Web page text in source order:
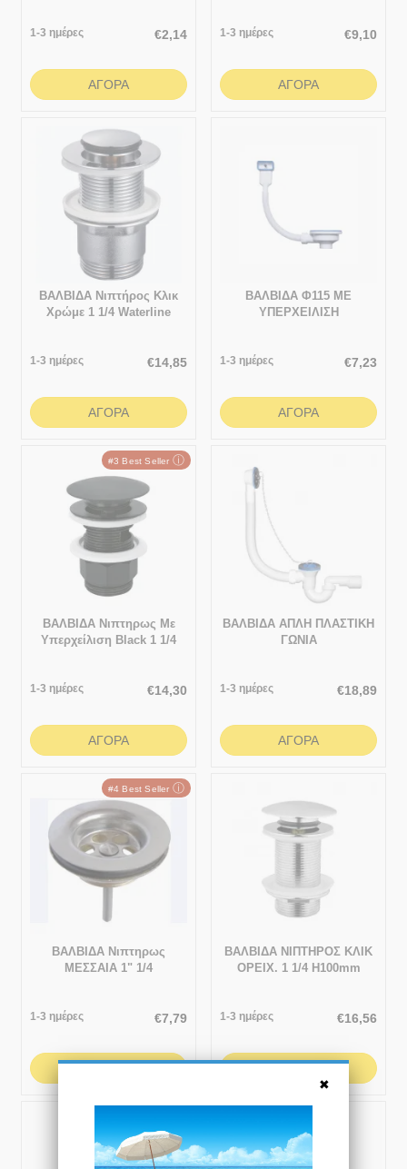
1-3 ημέρες €2,14
ΑΓΟΡΆ
1-3 ημέρες €9,10
ΑΓΟΡΆ
ΒΑΛΒΙΔΑ Νιπτήρoς Κλικ
Χρώμε 1 1/4 Waterline
1-3 ημέρες €14,85
ΑΓΟΡΆ
ΒΑΛΒΙΔΑ Φ115 ΜΕ
ΥΠΕΡΧΕΙΛΙΣΗ
1-3 ημέρες €7,23
ΑΓΟΡΆ
#3 Best Seller ⓘ
ΒΑΛΒΙΔΑ Νιπτηρως Με
Υπερχείλιση Black 1 1/4
1-3 ημέρες €14,30
ΑΓΟΡΆ
ΒΑΛΒΙΔΑ ΑΠΛΗ ΠΛΑΣΤΙΚΗ
ΓΩΝΙΑ
1-3 ημέρες €18,89
ΑΓΟΡΆ
#4 Best Seller ⓘ
ΒΑΛΒΙΔΑ Νιπτηρως
ΜΕΣΣΑΙΑ 1" 1/4
1-3 ημέρες €7,79
ΑΓΟΡΆ
ΒΑΛΒΙΔΑ ΝΙΠΤΗΡΟΣ ΚΛΙΚ
ΟΡΕΙΧ. 1 1/4 Η100mm
1-3 ημέρες €16,56
ΑΓΟΡΆ